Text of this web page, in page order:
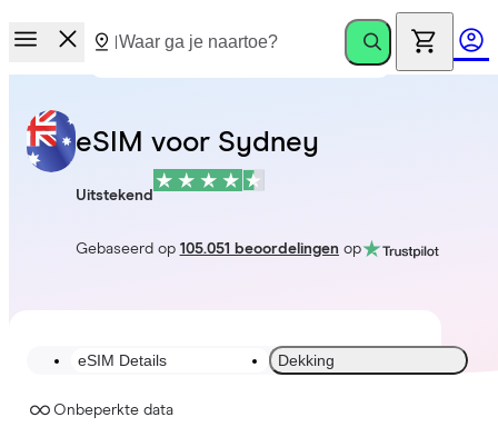
eSIM voor Sydney
Uitstekend
Gebaseerd op 105.051 beoordelingen op
eSIM Details Dekking
Onbeperkte data